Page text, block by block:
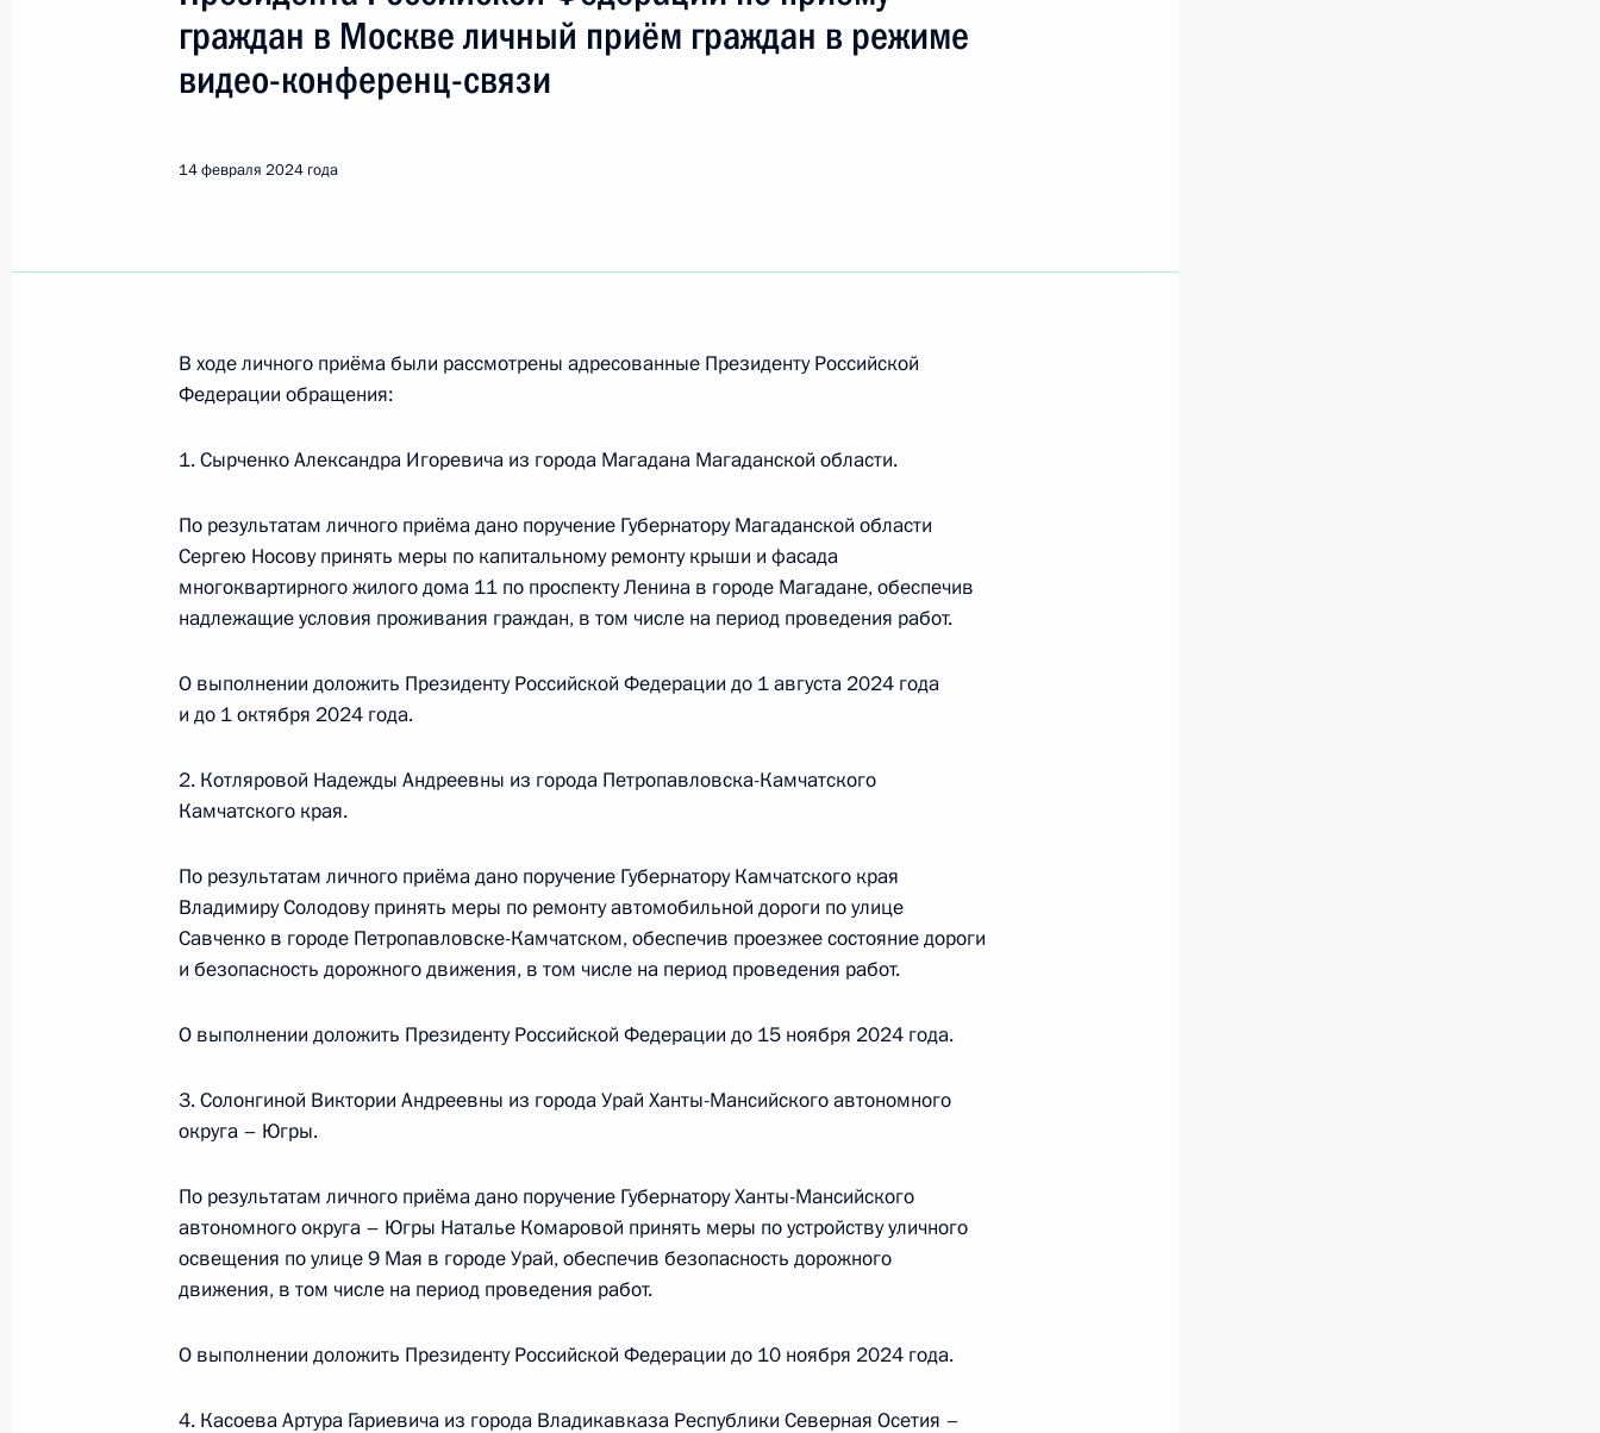
Поиск по руководителю, географии и тематике
Все руководители, регионы, города и темы
Магадан
Показать следующие материалы
20 июня 2024 года, четверг
О ходе исполнения поручения, данного по итогам личного приёма в режиме видео-
конференц-связи жительницы Магаданской области, проведённого по поручению
Президента Российской Федерации советником Президента Российской Федерации
Антоном Кобяковым в Приёмной Президента Российской Федерации по приёму
20 июня 2024 года, 16:12
О ходе исполнения поручения, данного по итогам личного приёма в режиме видео-
конференц-связи жительницы Магаданской области, проведённого по поручению
Антоном Кобяковым в Приёмной Президента Российской Федерации по приёму
граждан в Москве 21 января 2022 года
20 июня 2024 года, 16:11
14 февраля 2024 года по поручению Президента Российской Федерации
Магомедсалам Магомедов провёл в Приёмной Президента Российской Федерации
по приёму граждан в Москве личный приём граждан в режиме видео-конференц-
связи
14 февраля 2024 года, 18:43
граждан в Москве личный приём граждан в режиме
видео-конференц-связи
14 февраля 2024 года
В ходе личного приёма были рассмотрены адресованные Президенту Российской
Федерации обращения:
1. Сырченко Александра Игоревича из города Магадана Магаданской области.
По результатам личного приёма дано поручение Губернатору Магаданской области
Сергею Носову принять меры по капитальному ремонту крыши и фасада
многоквартирного жилого дома 11 по проспекту Ленина в городе Магадане, обеспечив
надлежащие условия проживания граждан, в том числе на период проведения работ.
О выполнении доложить Президенту Российской Федерации до 1 августа 2024 года
и до 1 октября 2024 года.
2. Котляровой Надежды Андреевны из города Петропавловска-Камчатского
Камчатского края.
По результатам личного приёма дано поручение Губернатору Камчатского края
Владимиру Солодову принять меры по ремонту автомобильной дороги по улице
Савченко в городе Петропавловске-Камчатском, обеспечив проезжее состояние дороги
и безопасность дорожного движения, в том числе на период проведения работ.
О выполнении доложить Президенту Российской Федерации до 15 ноября 2024 года.
3. Солонгиной Виктории Андреевны из города Урай Ханты-Мансийского автономного
округа – Югры.
По результатам личного приёма дано поручение Губернатору Ханты-Мансийского
автономного округа – Югры Наталье Комаровой принять меры по устройству уличного
освещения по улице 9 Мая в городе Урай, обеспечив безопасность дорожного
движения, в том числе на период проведения работ.
О выполнении доложить Президенту Российской Федерации до 10 ноября 2024 года.
4. Касоева Артура Гариевича из города Владикавказа Республики Северная Осетия –